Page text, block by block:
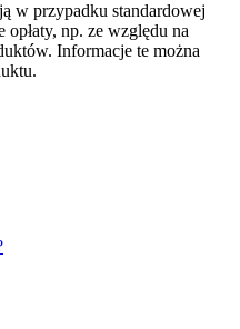
w przypadku standardowej
np. ze względu na
Informacje te można